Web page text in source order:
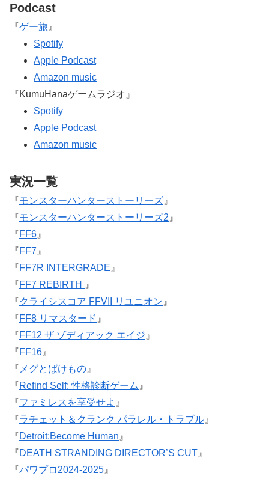
Podcast
『ゲー旅 』
Spotify
Apple Podcast
Amazon music
『KumuHanaゲームラジオ』
Spotify
Apple Podcast
Amazon music
実況一覧
『モンスターハンターストーリーズ 』
『モンスターハンターストーリーズ2 』
『FF6 』
『FF7 』
『FF7R INTERGRADE 』
『FF7 REBIRTH
』
『クライシスコア FFVII リユニオン 』
『FF8 リマスタード 』
『FF12 ザ ゾディアック エイジ 』
『FF16 』
『 メグとばけもの 』
『Refind Self: 性格診断ゲーム 』
『ファミレスを享受せよ 』
『ラチェット＆クランク パラレル・トラブル 』
『Detroit:Become Human 』
『DEATH STRANDING DIRECTOR’S CUT 』
『パワプロ2024-2025 』